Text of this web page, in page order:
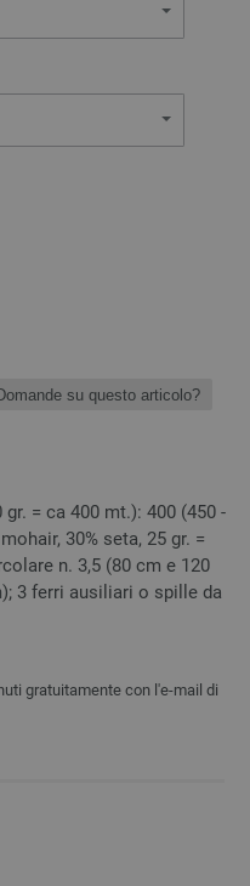
su questo articolo?
= ca 400 mt.): 400 (450 -
30% seta, 25 gr. =
n. 3,5 (80 cm e 120
3 ferri ausiliari o spille da
gratuitamente con l'e-mail di